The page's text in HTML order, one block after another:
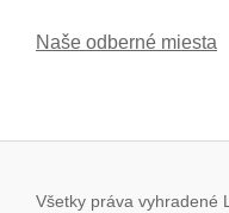
Naše odberné miesta
Všetky práva vyhradené